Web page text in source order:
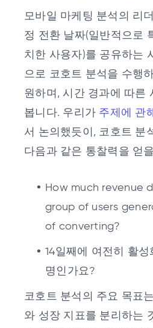
모바일 마케팅 분석의 리
정 전환 날짜(일반적으로
치한 사용자)를 공유하는
으로 코호트 분석을 수행
원하며, 시간 경과에 따른
봅니다. 우리가 주제에 관
서 논의했듯이, 코호트 분
다음과 같은 통찰력을 얻
How much revenue
group of users
of converting?
14일째에 여전히 활
명인가요?
코호트 분석의 주요 목표
와 성장 지표를 분리하는